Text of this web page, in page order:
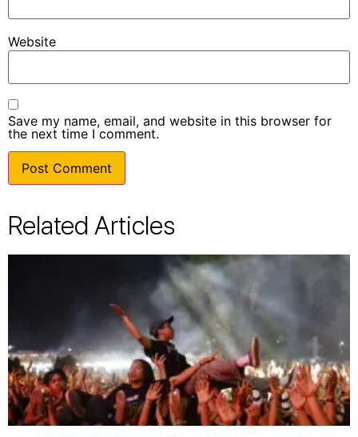
Website
Save my name, email, and website in this browser for
the next time I comment.
Related Articles